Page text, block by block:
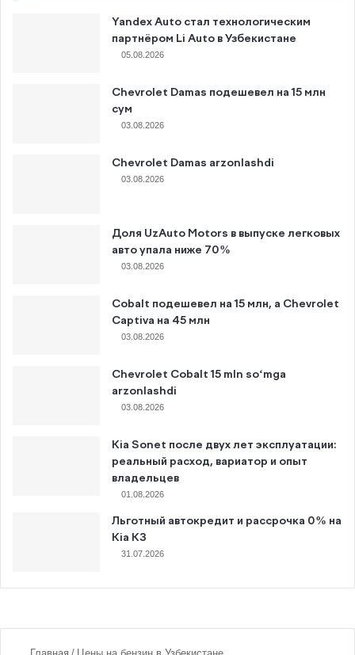
Yandex Auto стал технологическим
партнёром Li Auto в Узбекистане
05.08.2026
Chevrolet Damas подешевел на 15 млн
сум
03.08.2026
Chevrolet Damas arzonlashdi
03.08.2026
Доля UzAuto Motors в выпуске легковых
авто упала ниже 70%
03.08.2026
Cobalt подешевел на 15 млн, а Chevrolet
Captiva на 45 млн
03.08.2026
Chevrolet Cobalt 15 mln so‘mga
arzonlashdi
03.08.2026
Kia Sonet после двух лет эксплуатации:
реальный расход, вариатор и опыт
владельцев
01.08.2026
Льготный автокредит и рассрочка 0% на
Kia K3
31.07.2026